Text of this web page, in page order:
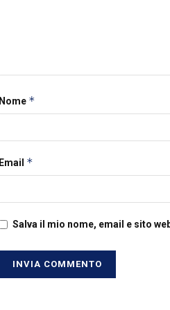
Nome *
Email *
Salva il mio nome, email e sito